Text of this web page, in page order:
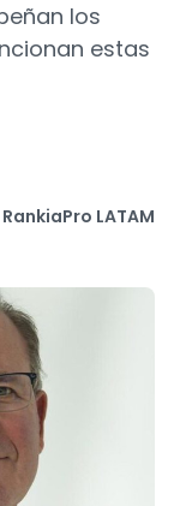
los
estas
RankiaPro LATAM